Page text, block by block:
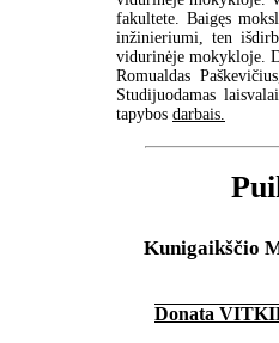
fakultete. Baigęs
inžinieriumi, ten
vidurinėje mokykloje.
Romualdas
Studijuodamas
tapybos darbais.
Kunigaikščio
Donata